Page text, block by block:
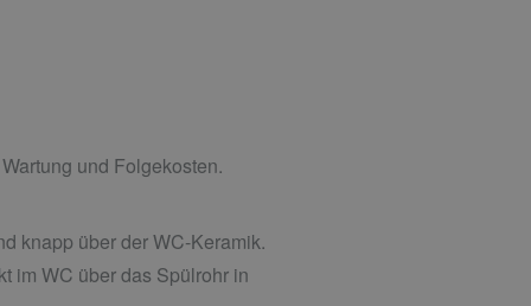
und Folgekosten.
knapp über der WC-Keramik.
im WC über das Spülrohr in